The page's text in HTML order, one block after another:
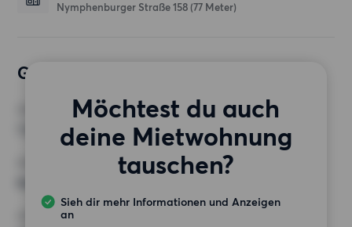
Nymphenburger Straße 158 (77 Meter)
Gewünschte Wohnung
Möchtest du auch
deine Mietwohnung
tauschen?
Sieh dir mehr Informationen und Anzeigen
an
1 Zimmer
MINDESTANZAHL AN QUADRATMETERN
HÖCHSTMIETE (KALTMIETE)